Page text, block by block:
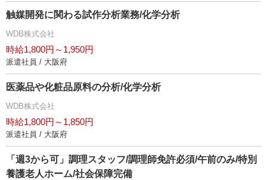
触媒開発に関わる試作分析業務/化学分析
WDB株式会社
時給1,800円～1,950円
派遣社員 / 大阪府
医薬品や化粧品原料の分析/化学分析
WDB株式会社
時給1,800円～1,850円
派遣社員 / 大阪府
「週3から可」調理スタッフ/調理師免許必須/午前のみ/特別
養護老人ホーム/社会保障完備